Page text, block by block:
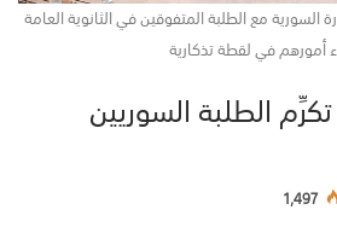
السورية مع الطلبة المتفوقين في الثانوية العامة
أمورهم في لقطة تذكارية
الطلبة السوريين
1,497